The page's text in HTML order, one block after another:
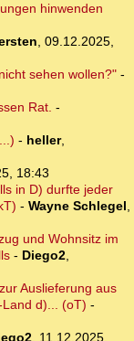
hinwenden
, 09.12.2025,
sehen wollen?"-
Rat. -
- heller,
18:43
in D) durfte jeder
- Wayne Schlegel,
und Wohnsitz im
- Diego2,
Auslieferung aus
d)... (oT) -
, 11.12.2025,